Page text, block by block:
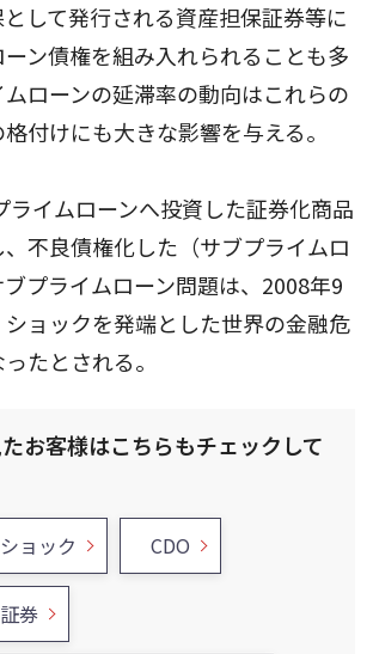
して発行される資産担保証券等に
ン債権を組み入れられることも多
ローンの延滞率の動向はこれらの
付けにも大きな影響を与える。
ライムローンへ投資した証券化商品
不良債権化した（サブプライムロ
プライムローン問題は、2008年9
ョックを発端とした世界の金融危
たとされる。
お客様はこちらもチェックして
ョック CDO
券